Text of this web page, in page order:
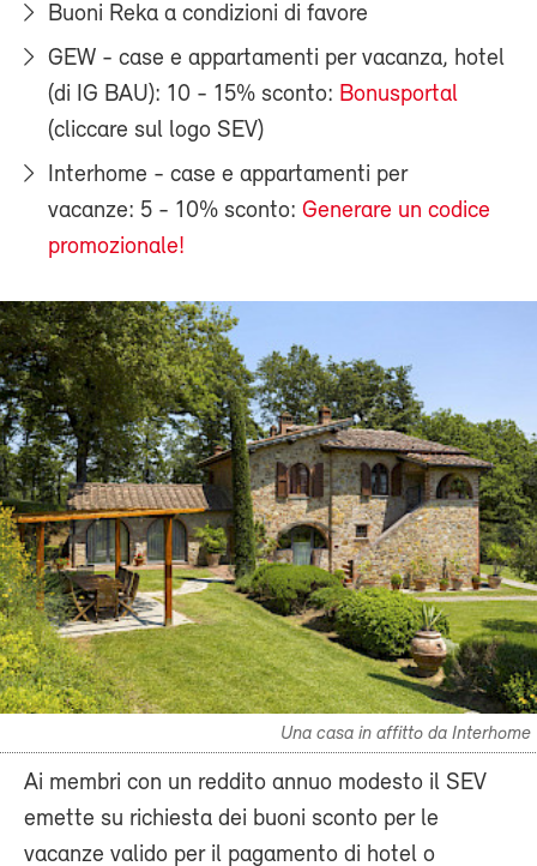
Buoni Reka a condizioni di favore
GEW - case e appartamenti per vacanza, hotel
(di IG BAU): 10 - 15% sconto: Bonusportal
(cliccare sul logo SEV)
Interhome - case e appartamenti per
vacanze: 5 - 10% sconto: Generare un codice
promozionale!
Una casa in affitto da Interhome
Ai membri con un reddito annuo modesto il SEV
emette su richiesta dei buoni sconto per le
vacanze valido per il pagamento di hotel o